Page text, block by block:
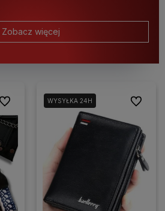
Zobacz więcej
Do ulubionychWYSYŁKA 24H Do